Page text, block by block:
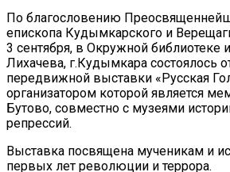
По благословению
епископа Кудымкарского и
3 сентября, в Окружной библиотеке
Лихачева, г.Кудымкара состоялось
передвижной выставки «Русская
организатором которой является
Бутово, совместно с музеями
репрессий.
Выставка посвящена мученикам и
первых лет революции и террора.